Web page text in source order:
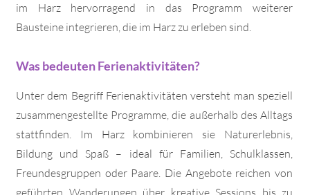
im Harz hervorragend in das Programm weiterer
Bausteine integrieren, die im Harz zu erleben sind.
Was bedeuten Ferienaktivitäten?
Unter dem Begriff Ferienaktivitäten versteht man speziell
zusammengestellte Programme, die außerhalb des Alltags
stattfinden. Im Harz kombinieren sie Naturerlebnis,
Bildung und Spaß – ideal für Familien, Schulklassen,
Freundesgruppen oder Paare. Die Angebote reichen von
geführten Wanderungen über kreative Sessions bis zu